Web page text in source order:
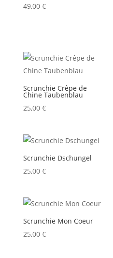
49,00€
Scrunchie Crêpe de
Chine Taubenblau
25,00€
Scrunchie Dschungel
25,00€
Scrunchie Mon Coeur
25,00€